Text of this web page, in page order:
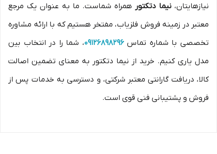
نیازهایتان،نیما دتکتور همراه شماست. ما به عنوان یک مرجع
معتبر در زمینه فروش فلزیاب، مفتخر هستیم که با ارائه مشاوره
تخصصی با شماره تماس09126898296، شما را در انتخاب بین
مدل‌ یاری کنیم. خرید از نیما دتکتور به معنای تضمین اصالت
کالا، دریافت گارانتی معتبر شرکتی، و دسترسی به خدمات پس از
فروش و پشتیبانی فنی قوی است.